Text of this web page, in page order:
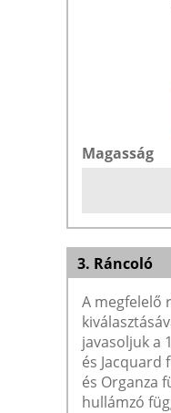
Magasság
3. Ráncoló
A megfelelő
javasoljuk a
és Jacquard
és Organza
hullámzó